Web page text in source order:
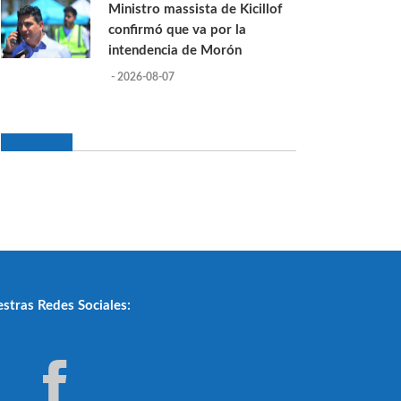
Ministro massista de Kicillof
confirmó que va por la
intendencia de Morón
- 2026-08-07
Redes Sociales: